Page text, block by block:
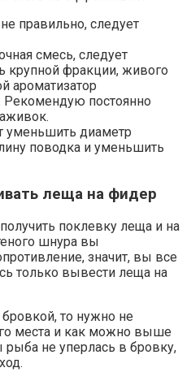
правильно, следует
смесь, следует
крупной фракции, живого
ароматизатор
Рекомендую постоянно
уменьшить диаметр
поводка и уменьшить
леща на фидер
поклевку леща и на
шнура вы
значит, вы все
только вывести леща на
то нужно не
места и как можно выше
не уперлась в бровку,